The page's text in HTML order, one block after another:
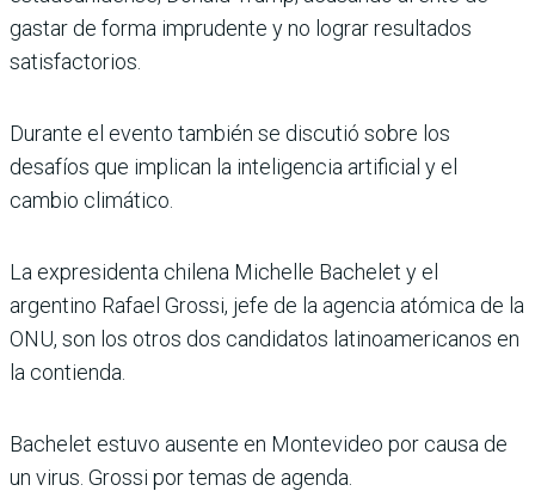
gastar de forma imprudente y no lograr resultados
satisfactorios.
Durante el evento también se discutió sobre los
desafíos que implican la inteligencia artificial y el
cambio climático.
La expresidenta chilena Michelle Bachelet y el
argentino Rafael Grossi, jefe de la agencia atómica de la
ONU, son los otros dos candidatos latinoamericanos en
la contienda.
Bachelet estuvo ausente en Montevideo por causa de
un virus. Grossi por temas de agenda.